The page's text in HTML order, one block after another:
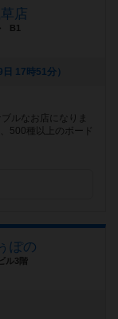
店
B1
17時51分）
ルなお店になりま
500種以上のボード
ぽの
ル3階